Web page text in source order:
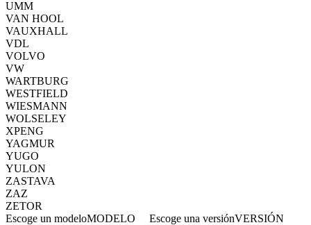
UMM
VAN HOOL
VAUXHALL
VDL
VOLVO
VW
WARTBURG
WESTFIELD
WIESMANN
WOLSELEY
XPENG
YAGMUR
YUGO
YULON
ZASTAVA
ZAZ
ZETOR
Escoge un modeloMODELO Escoge una versiónVERSIÓN